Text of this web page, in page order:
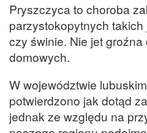
Pryszczyca to choroba
parzystokopytnych takich
czy świnie. Nie jet groźna
domowych.
W województwie
potwierdzono jak dotąd
jednak ze względu na